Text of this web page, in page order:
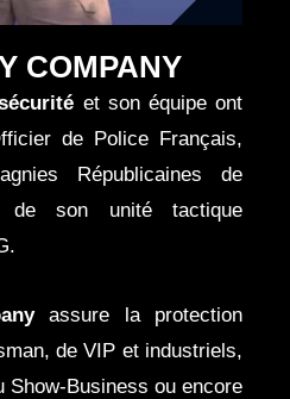
COMPANY
et son équipe ont
de Police Français,
Républicaines de
de son unité tactique
assure la protection
de VIP et industriels,
Show-Business ou encore